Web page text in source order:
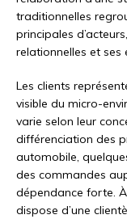
traditionnelles
principales
relationnelles et ses
Les clients
visible du micro-
varie selon leur
différenciation des
automobile,
des commandes
dépendance forte.
dispose d’une